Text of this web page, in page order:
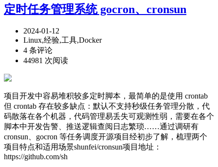
定时任务管理系统 gocron、cronsun
2024-01-12
Linux,经验,工具,Docker
4 条评论
44981 次阅读
项目开发中容易堆积较多定时脚本，最简单的是使用 crontab
但 crontab 存在较多缺点：默认不支持秒级任务管理分散，代
码散落在各个机器，代码管理易丢失可观测性弱，需要在各个
脚本中开发告警、推送逻辑查阅日志繁琐……通过调研有
cronsun、gocron 等任务调度开源项目经初步了解，梳理两个
项目特点和适用场景shunfei/cronsun项目地址：
https://github.com/sh